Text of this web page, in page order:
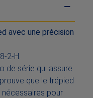
avec une précision
2-H.
de série qui assure
que le trépied
pour